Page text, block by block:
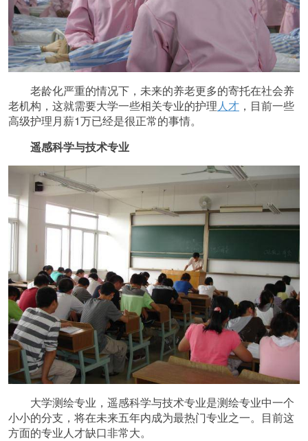
老龄化严重的情况下，未来的养老更多的寄托在社会养
老机构，这就需要大学一些相关专业的护理人才 ，目前一些
高级护理月薪1万已经是很正常的事情。
遥感科学与技术专业
大学测绘专业，遥感科学与技术专业是测绘专业中一个
小小的分支，将在未来五年内成为最热门专业之一。目前这
方面的专业人才缺口非常大。